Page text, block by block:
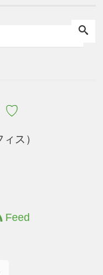
♡
ス）
Feed